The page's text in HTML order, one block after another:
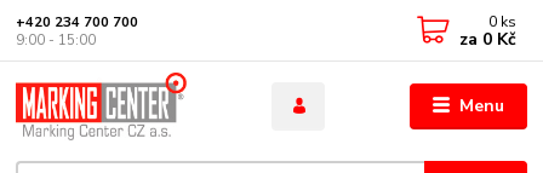
Menu
+420 234 700 700
9:00 - 15:00
0 ks
za 0 Kč